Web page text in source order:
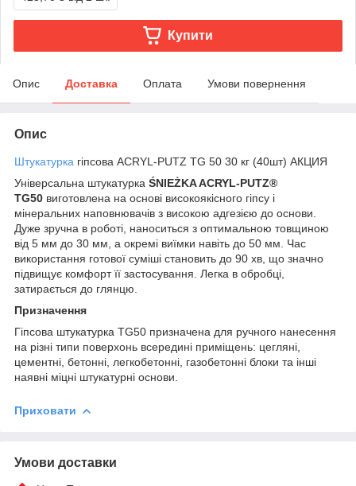
Купити
Опис Доставка Оплата Умови повернення
Опис
Штукатурка гіпсова ACRYL-PUTZ TG 50 30 кг (40шт) АКЦИЯ
Універсальна штукатурка ŚNIEŻKA ACRYL-PUTZ®
TG50 виготовлена на основі високоякісного гіпсу і
мінеральних наповнювачів з високою адгезією до основи.
Дуже зручна в роботі, наноситься з оптимальною товщиною
від 5 мм до 30 мм, а окремі виїмки навіть до 50 мм. Час
використання готової суміші становить до 90 хв, що значно
підвищує комфорт її застосування. Легка в обробці,
затирається до глянцю.
Призначення
Гіпсова штукатурка TG50 призначена для ручного нанесення
на різні типи поверхонь всередині приміщень: цегляні,
цементні, бетонні, легкобетонні, газобетонні блоки та інші
наявні міцні штукатурні основи.
Приховати
Умови доставки